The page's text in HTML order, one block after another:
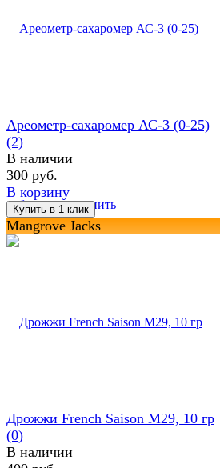
избранное сравнить
Ареометр-сахаромер АС-3 (0-25)
(2)
В наличии
300 руб.
В корзину
Mangrove Jacks
Дрожжи French Saison M29, 10 гр
(0)
В наличии